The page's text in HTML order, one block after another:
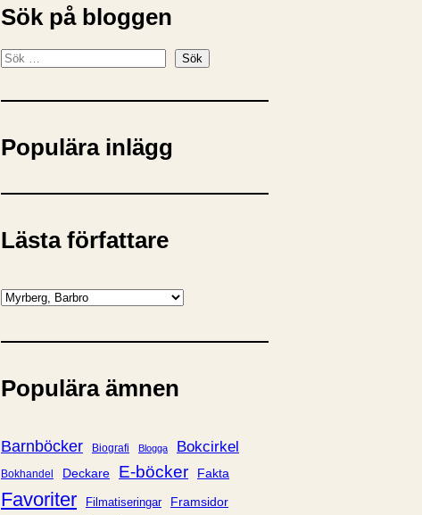
Sök på bloggen
S
k
Sök
Populära inlägg
Lästa författare
K
t
g
i
e
r
Populära ämnen
Barnböcker Biografi Blogga Bokcirkel
Bokhandel Deckare E-böcker Fakta
Favoriter Filmatiseringar Framsidor